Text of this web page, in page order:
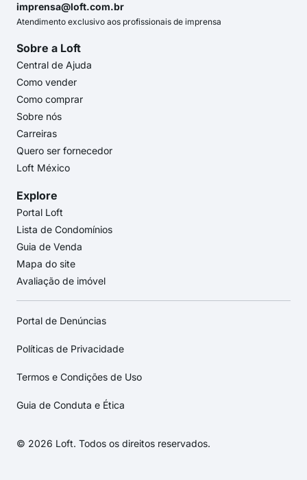
imprensa@loft.com.br
Atendimento exclusivo aos profissionais de imprensa
Sobre a Loft
Central de Ajuda
Como vender
Como comprar
Sobre nós
Carreiras
Quero ser fornecedor
Loft México
Explore
Portal Loft
Lista de Condomínios
Guia de Venda
Mapa do site
Avaliação de imóvel
Portal de Denúncias
Políticas de Privacidade
Termos e Condições de Uso
Guia de Conduta e Ética
© 2026 Loft. Todos os direitos reservados.